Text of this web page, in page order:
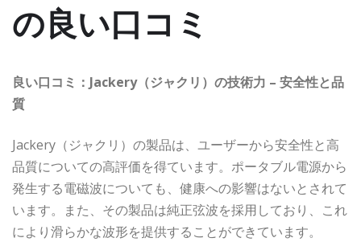
の良い口コミ
良い口コミ：Jackery（ジャクリ）の技術力 – 安全性と品
質
Jackery（ジャクリ）の製品は、ユーザーから安全性と高
品質についての高評価を得ています。ポータブル電源から
発生する電磁波についても、健康への影響はないとされて
います。また、その製品は純正弦波を採用しており、これ
により滑らかな波形を提供することができています。